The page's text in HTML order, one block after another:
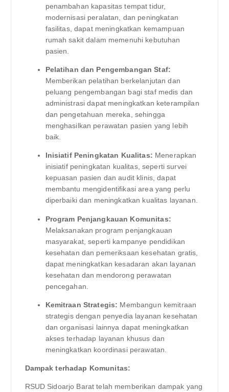
penambahan kapasitas tempat tidur,
modernisasi peralatan, dan peningkatan
fasilitas, dapat meningkatkan kemampuan
rumah sakit dalam memenuhi kebutuhan
pasien.
Pelatihan dan Pengembangan Staf:
Memberikan pelatihan berkelanjutan dan
peluang pengembangan bagi staf medis dan
administrasi dapat meningkatkan keterampilan
dan pengetahuan mereka, sehingga
menghasilkan perawatan pasien yang lebih
baik.
Inisiatif Peningkatan Kualitas: Menerapkan
inisiatif peningkatan kualitas, seperti survei
kepuasan pasien dan audit klinis, dapat
membantu mengidentifikasi area yang perlu
diperbaiki dan meningkatkan kualitas layanan.
Program Penjangkauan Komunitas:
Melaksanakan program penjangkauan
masyarakat, seperti kampanye pendidikan
kesehatan dan pemeriksaan kesehatan gratis,
dapat meningkatkan kesadaran akan layanan
kesehatan dan mendorong perawatan
pencegahan.
Kemitraan Strategis: Membangun kemitraan
strategis dengan penyedia layanan kesehatan
dan organisasi lainnya dapat meningkatkan
akses terhadap layanan khusus dan
meningkatkan koordinasi perawatan.
Dampak terhadap Komunitas:
RSUD Sidoarjo Barat telah memberikan dampak yang